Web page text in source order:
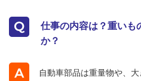
仕事の内容は？重いも
か？
自動車部品は重量物や、